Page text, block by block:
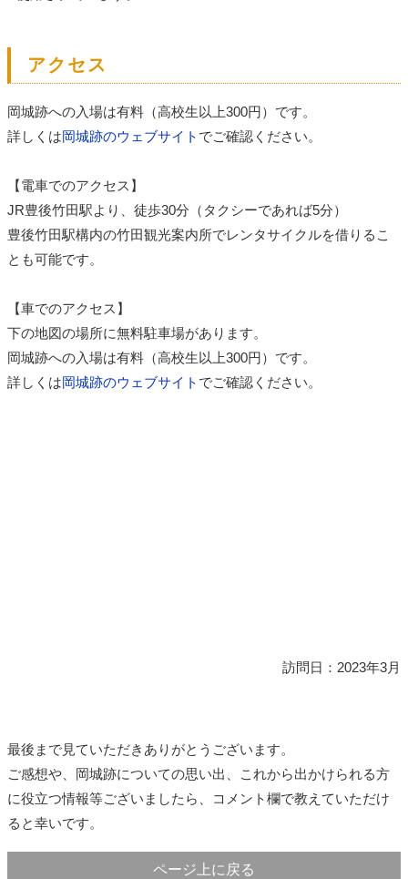
アクセス
岡城跡への入場は有料（高校生以上300円）です。
詳しくは岡城跡のウェブサイト でご確認ください。
【電車でのアクセス】
JR豊後竹田駅より、徒歩30分（タクシーであれば5分）
豊後竹田駅構内の竹田観光案内所でレンタサイクルを借りるこ
とも可能です。
【車でのアクセス】
下の地図の場所に無料駐車場があります。
岡城跡への入場は有料（高校生以上300円）です。
詳しくは岡城跡のウェブサイト でご確認ください。
訪問日：2023年3月
最後まで見ていただきありがとうございます。
ご感想や、岡城跡についての思い出、これから出かけられる方
に役立つ情報等ございましたら、コメント欄で教えていただけ
ると幸いです。
ページ上に戻る